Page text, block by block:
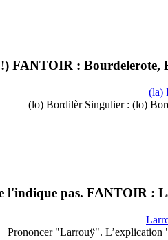
FANTOIR :
(la)
(lo) Bordilèr Singulier : (lo)
l'indique pas. FANTOIR :
Prononcer "Larrouÿ".